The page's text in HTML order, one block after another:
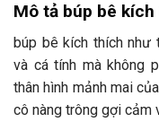
Mô tả búp bê
búp bê kích thích như
và cá tính mà không
thân hình mảnh mai
cô nàng trông gợi cảm